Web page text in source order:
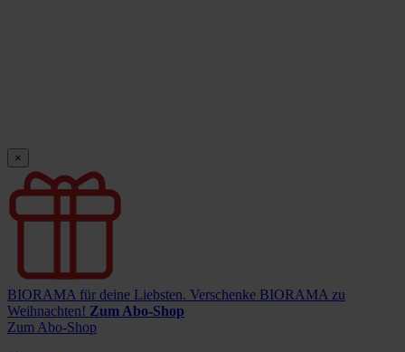
×
BIORAMA für deine Liebsten. Verschenke BIORAMA zu
Weihnachten! Zum Abo-Shop
Zum Abo-Shop